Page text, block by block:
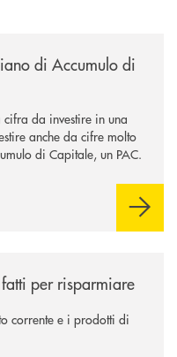
di Accumulo di
cifra da investire in una
anche da cifre molto
di Capitale, un PAC.
per risparmiare
corrente e i prodotti di